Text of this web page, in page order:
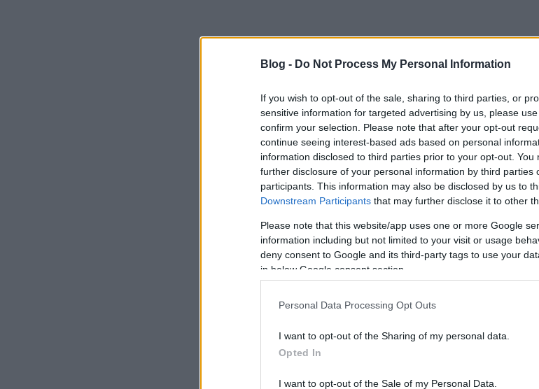
Blog - Do Not Process My Personal Information
If you wish to opt-out of the sale, sharing to third parties, or
sensitive information for targeted advertising by us, please
confirm your selection. Please note that after your opt-out
continue seeing interest-based ads based on personal
information disclosed to third parties prior to your opt-out.
further disclosure of your personal information by third parties
participants. This information may also be disclosed by us to
Downstream Participants that may further disclose it to other
Please note that this website/app uses one or more Google
information including but not limited to your visit or usage
deny consent to Google and its third-party tags to use your
in below Google consent section.
Personal Data Processing Opt Outs
I want to opt-out of the Sharing of my personal data.
Opted In
I want to opt-out of the Sale of my Personal Data.